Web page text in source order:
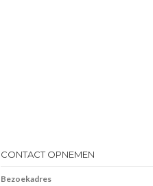
CONTACT OPNEMEN
Bezoekadres